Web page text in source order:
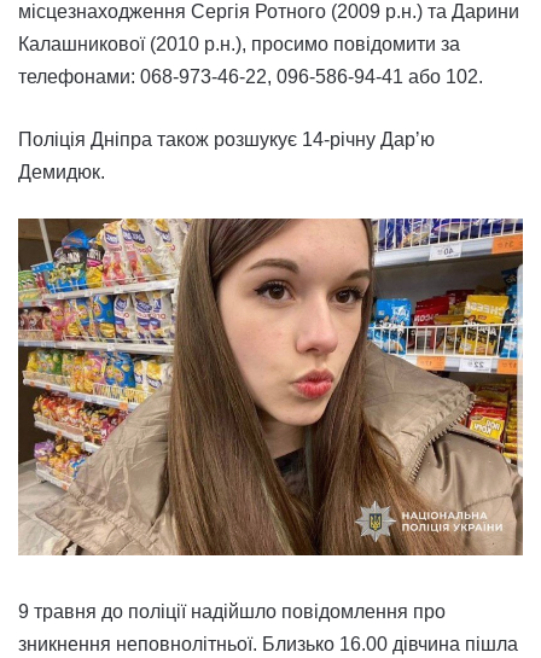
місцезнаходження Сергія Ротного (2009 р.н.) та Дарини
Калашникової (2010 р.н.), просимо повідомити за
телефонами: 068-973-46-22, 096-586-94-41 або 102.
Поліція Дніпра також розшукує 14-річну Дарʼю
Демидюк.
9 травня до поліції надійшло повідомлення про
зникнення неповнолітньої. Близько 16.00 дівчина пішла